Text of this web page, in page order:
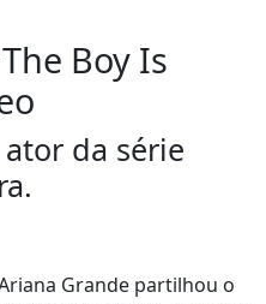
Boy Is
da série
Grande partilhou o